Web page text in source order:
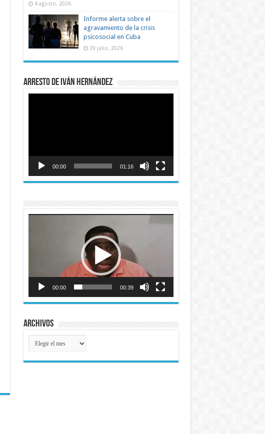
4 agosto, 2026
Informe alerta sobre el
agravamiento de la crisis
psicosocial en Cuba
29 julio, 2026
Arresto de Iván Hernández
00:00 01:16
Reproductor
00:00 00:39
Archivos
Archivos